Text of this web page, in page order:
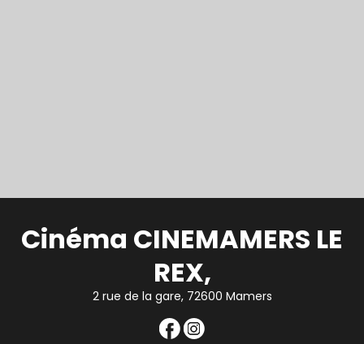
Cinéma CINEMAMERS LE
REX,
2 rue de la gare, 72600 Mamers